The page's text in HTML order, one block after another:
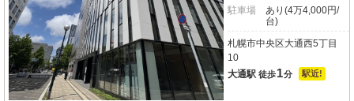
駐車場
あり(4万4,000円/
台)
札幌市中央区大通西5丁目
10
大通駅 徒歩1分 駅近!